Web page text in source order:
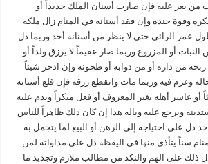
من يعز عليه فإن صارت أسنان الملك حديداً أو
وقوة جنده وإن فقد أسنانه في المنام زال ملكه
عمر الرائي حتى لا ينظر من أسنانه أحد وربما دل
أو المزروع وربما صار عقيماً لا يرزق ولداً أو
ربحه من داره أو من دوابه أو طحونه وإن ادخر شيئاً
وغرم فيه وربما مات وانقطع رزقه فإن قلع أسنانه
أو عاشر أهله بغير المعروف أو فعل منكراً وندم عليه
ويرجع عليه وباله هذا إن كان ذلك ظاهراً للناس
دل على احتياجه إلى الرهن أو البيع لما يتجمل به
سناً يتأذى منها في اليقظة دل على مداواته لمن
دل ذلك على الهم والنكد من مطالب ملازم وتجديد ما